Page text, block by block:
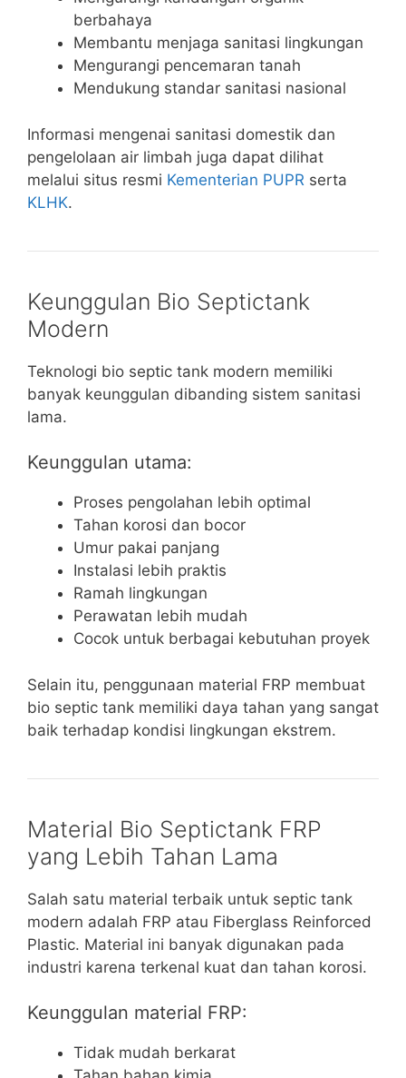
berbahaya
Membantu menjaga sanitasi lingkungan
Mengurangi pencemaran tanah
Mendukung standar sanitasi nasional
Informasi mengenai sanitasi domestik dan
pengelolaan air limbah juga dapat dilihat
melalui situs resmi Kementerian PUPR serta
KLHK.
Keunggulan Bio Septictank
Modern
Teknologi bio septic tank modern memiliki
banyak keunggulan dibanding sistem sanitasi
lama.
Keunggulan utama:
Proses pengolahan lebih optimal
Tahan korosi dan bocor
Umur pakai panjang
Instalasi lebih praktis
Ramah lingkungan
Perawatan lebih mudah
Cocok untuk berbagai kebutuhan proyek
Selain itu, penggunaan material FRP membuat
bio septic tank memiliki daya tahan yang sangat
baik terhadap kondisi lingkungan ekstrem.
Material Bio Septictank FRP
yang Lebih Tahan Lama
Salah satu material terbaik untuk septic tank
modern adalah FRP atau Fiberglass Reinforced
Plastic. Material ini banyak digunakan pada
industri karena terkenal kuat dan tahan korosi.
Keunggulan material FRP:
Tidak mudah berkarat